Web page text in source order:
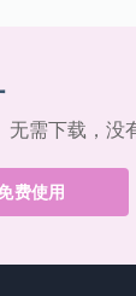
需下载，没
费使用